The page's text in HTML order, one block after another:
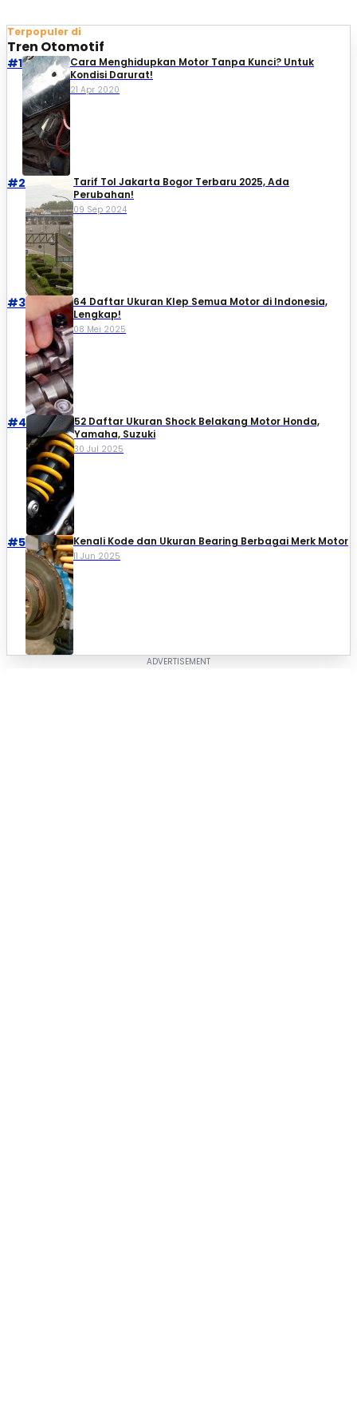
Terpopuler di
Tren Otomotif
#1
Cara Menghidupkan Motor Tanpa Kunci? Untuk
Kondisi Darurat!
21 Apr 2020
#2
Tarif Tol Jakarta Bogor Terbaru 2025, Ada
Perubahan!
09 Sep 2024
#3
64 Daftar Ukuran Klep Semua Motor di Indonesia,
Lengkap!
08 Mei 2025
#4
52 Daftar Ukuran Shock Belakang Motor Honda,
Yamaha, Suzuki​
30 Jul 2025
#5 Kenali Kode dan Ukuran Bearing Berbagai Merk Motor
11 Jun 2025